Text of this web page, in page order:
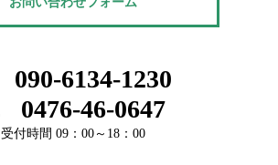
090-6134-1230
0476-46-0647
受付時間 09：00～18：00